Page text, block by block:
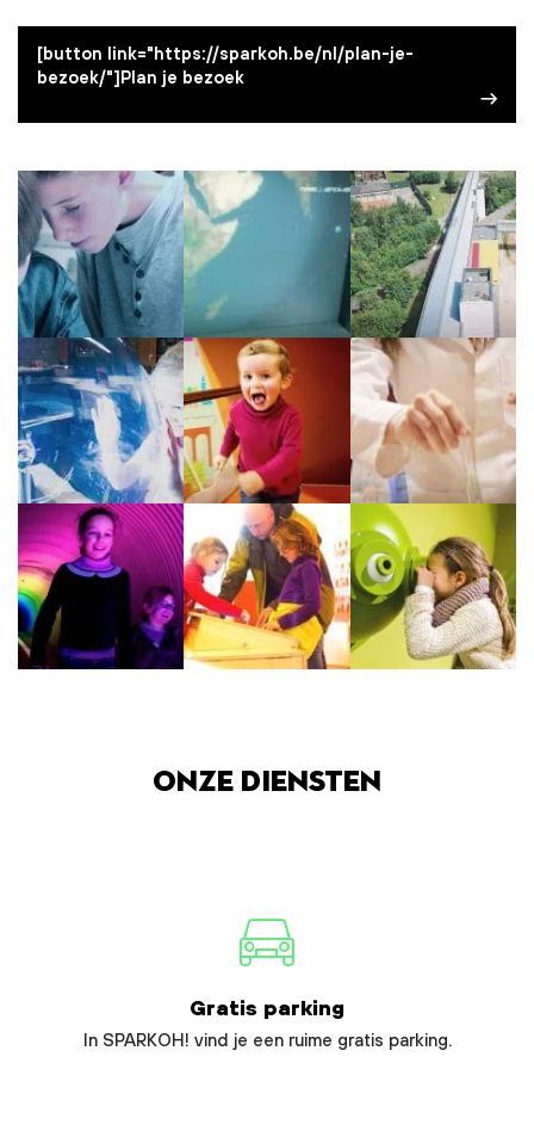
[button link="https://sparkoh.be/nl/plan-je-
bezoek/"]Plan je bezoek
Onze diensten
Gratis parking
In SPARKOH! vind je een ruime gratis parking.